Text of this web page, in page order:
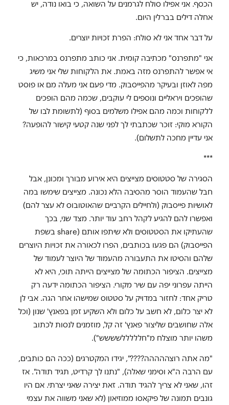
הכסף. אני אפילו סולח לגרמנים על השואה, כי בואו נודה, יש
אחלה דילים בברלין היום.
על דבר אחד אני לא סולח: הפרת זכויות יוצרים.
אני "מתפרנס" מכתיבה קומית. אני כותב מתפרנס במרכאות, כי
אי אפשר להתפרנס מזה באמת. את הלקוחות שלי אני משיג
מפה לאוזן ובעיקר מהפייסבוק. מדי פעם אני מעלה מם או פוסט
שהופכים ויראליים ונוספים לי עוקבים, שכמה מהם הופכים
ללקוחות וכמה מהם אפילו משלמים בסוף (לתשומת לבו של
הקורא מוקי: זוכר שכתבתי לך לפני שנה קטעי קישור להופעה?
אני עדיין מחכה לתשלום).
***
הסגירה של סטטוסים מצייצים היא אירוע מבורך ומכונן, אבל
חבל שהעמוד הוסר מהסיבה הלא נכונה. מצייצים שימשו במה
לאושיות פייסבוק (ולחיילים הקרביים שהאוטובוס לא עצר להם)
ואפשרו להם להגיע לקהל רחב עוד יותר. מצד שני, בכך
שהעתיקו את הסטטוסים ולא שיתפו אותם (share בשפת
הפייסבוק) הם פגעו בכותבים, הפרו לכאורה את זכויות היוצרים
שלהם והסיטו את התעבורה מהעמוד של היוצר לעמוד של
מצייצים. הציפור הכתומה של מצייצים הייתה תוכי, היא לא
הייתה עפרוני יפה עם שיר מקורי. הציפור הכתומה ידעה רק
טריק אחד: לחזור במדויק על סטטוס שמישהו אחר הגה. אבי לן
לא יצר כלום, לא חשב על כלום ולא השקיע זמן בפאנץ' שנון (וכל
אלה שחושבים שליצור פאנץ' זה קל, מוזמנים לנסות לכתוב
משהו יותר מוצלח מ"חלללללשששש").
"מה אתה רוצההההה????", יגידו המקטרגים (ככה הם כותבים,
עם הרבה ה"א וסימני שאלה), "נתנו לך קרדיט, תגיד תודה". אז
זהו, שאני לא צריך להגיד תודה. זאת יצירה שאני יצרתי. אם היו
גונבים תמונה של פיקאסו ממוזיאון (לא שאני משווה את עצמי